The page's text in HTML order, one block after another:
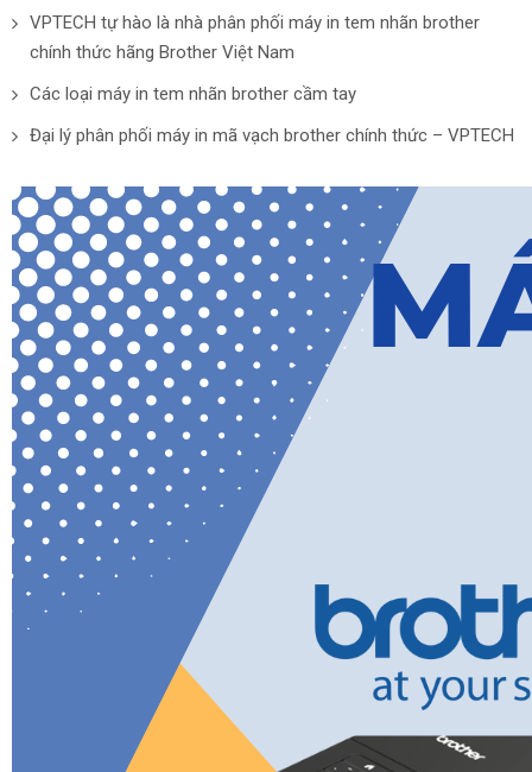
VPTECH tự hào là nhà phân phối máy in tem nhãn brother
chính thức hãng Brother Việt Nam
Các loại máy in tem nhãn brother cầm tay
Đại lý phân phối máy in mã vạch brother chính thức – VPTECH